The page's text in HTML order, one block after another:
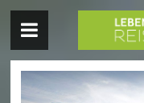
einblenden